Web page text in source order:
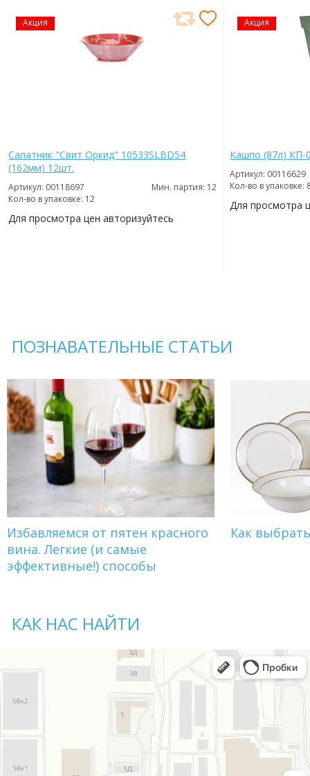
Акция
Салатник "Свит Оркид" 10533SLBD54
(162мм) 12шт.
Артикул: 00118697
Мин. партия: 12
Кол-во в упаковке: 12
Для просмотра цен авторизуйтесь
Акция
Кашпо (87л) КП-
Артикул: 00116629
Кол-во в упаковке:
Для просмотра
ПОЗНАВАТЕЛЬНЫЕ СТАТЬИ
Избавляемся от пятен красного
вина. Легкие (и самые
эффективные!) способы
Как
КАК НАС НАЙТИ